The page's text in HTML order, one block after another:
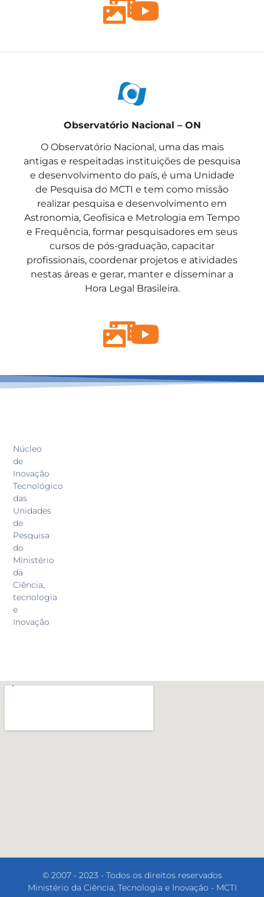
Observatório Nacional – ON
O Observatório Nacional, uma das mais
antigas e respeitadas instituições de pesquisa
e desenvolvimento do país, é uma Unidade
de Pesquisa do MCTI e tem como missão
realizar pesquisa e desenvolvimento em
Astronomia, Geofísica e Metrologia em Tempo
e Frequência, formar pesquisadores em seus
cursos de pós-graduação, capacitar
profissionais, coordenar projetos e atividades
nestas áreas e gerar, manter e disseminar a
Hora Legal Brasileira.
Núcleo
de
Inovação
Tecnológico
das
Unidades
de
Pesquisa
do
Ministério
da
Ciência,
tecnologia
e
Inovação
© 2007 - 2023 - Todos os direitos reservados
Ministério da Ciência, Tecnologia e Inovação - MCTI